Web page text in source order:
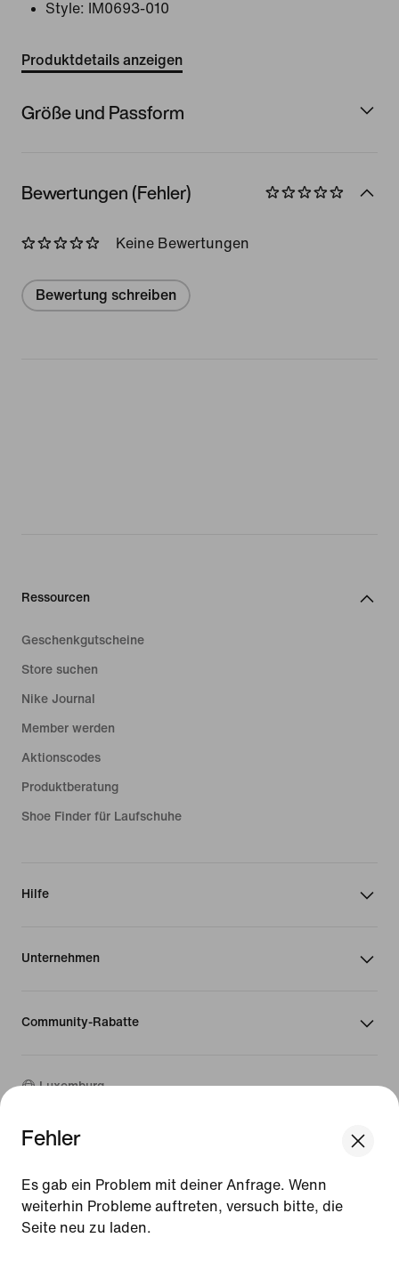
Update your location?
Luxemburg
Fehler
Es gab ein Problem mit deiner Anfrage. Wenn
weiterhin Probleme auftreten, versuch bitte, die
Seite neu zu laden.
Style:
IM0693-010
Produktdetails anzeigen
Größe und Passform
Bewertungen (Fehler)
Keine Bewertungen
Bewertung schreiben
Ressourcen
Geschenkgutscheine
Store suchen
Nike Journal
Member werden
Aktionscodes
Produktberatung
Shoe Finder für Laufschuhe
Hilfe
Unternehmen
Community-Rabatte
Luxemburg
© 2026Nike, Inc. Alle Rechte vorbehalten
Nutzungsbedingungen
Verkaufsbedingungen
Impressum